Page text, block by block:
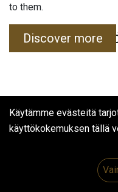
Tapahtumia ei
Hyödyllisiä linkkejä
to them.
Discover more
Käytämme evästeitä
käyttökokemuksen tällä